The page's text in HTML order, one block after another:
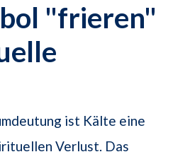
"frieren"
ist Kälte eine
Verlust. Das